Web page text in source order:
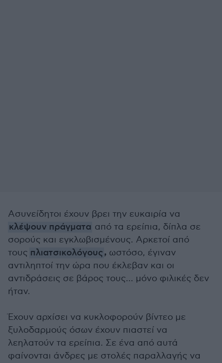
Ασυνείδητοι έχουν βρει την ευκαιρία να
κλέψουν πράγματα από τα ερείπια, δίπλα σε
σορούς και εγκλωβισμένους. Αρκετοί από
τους πλιατσικολόγους, ωστόσο, έγιναν
αντιληπτοί την ώρα που έκλεβαν και οι
αντιδράσεις σε βάρος τους... μόνο φιλικές δεν
ήταν.
Έχουν αρχίσει να κυκλοφορούν βίντεο με
ξυλοδαρμούς όσων έχουν πιαστεί να
λεηλατούν τα ερείπια. Σε ένα από αυτά
φαίνονται άνδρες με στολές παραλλαγής να